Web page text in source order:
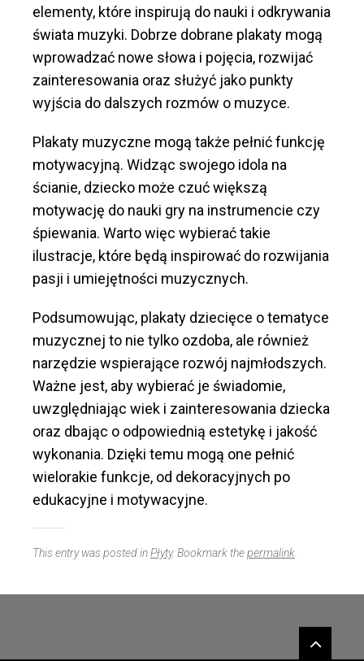
elementy, które inspirują do nauki i odkrywania
świata muzyki. Dobrze dobrane plakaty mogą
wprowadzać nowe słowa i pojęcia, rozwijać
zainteresowania oraz służyć jako punkty
wyjścia do dalszych rozmów o muzyce.
Plakaty muzyczne mogą także pełnić funkcję
motywacyjną. Widząc swojego idola na
ścianie, dziecko może czuć większą
motywację do nauki gry na instrumencie czy
śpiewania. Warto więc wybierać takie
ilustracje, które będą inspirować do rozwijania
pasji i umiejętności muzycznych.
Podsumowując, plakaty dziecięce o tematyce
muzycznej to nie tylko ozdoba, ale również
narzędzie wspierające rozwój najmłodszych.
Ważne jest, aby wybierać je świadomie,
uwzględniając wiek i zainteresowania dziecka
oraz dbając o odpowiednią estetykę i jakość
wykonania. Dzięki temu mogą one pełnić
wielorakie funkcje, od dekoracyjnych po
edukacyjne i motywacyjne.
This entry was posted inPłyty. Bookmark thepermalink.